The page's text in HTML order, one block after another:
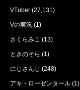
VTuber (27,131)
Vの実況 (1)
さくらみこ (13)
ときのそら (1)
にじさんじ (248)
アキ・ローゼンタール (1)